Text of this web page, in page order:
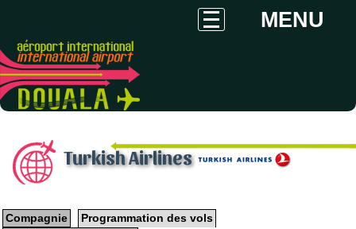
MENU
Turkish Airlines
Compagnie
Programmation des vols